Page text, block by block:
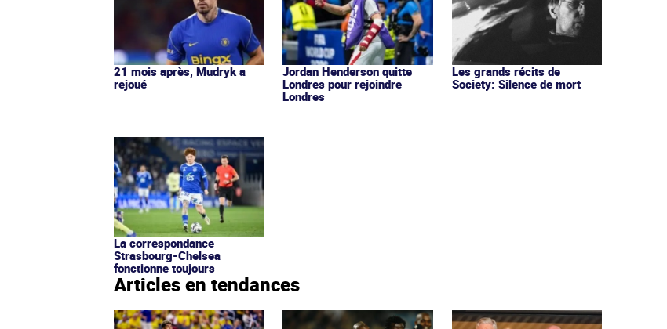
21 mois après, Mudryk a
rejoué
Jordan Henderson quitte
Londres pour rejoindre
Londres
Les grands récits de
Society: Silence de mort
La correspondance
Strasbourg-Chelsea
fonctionne toujours
Articles en tendances